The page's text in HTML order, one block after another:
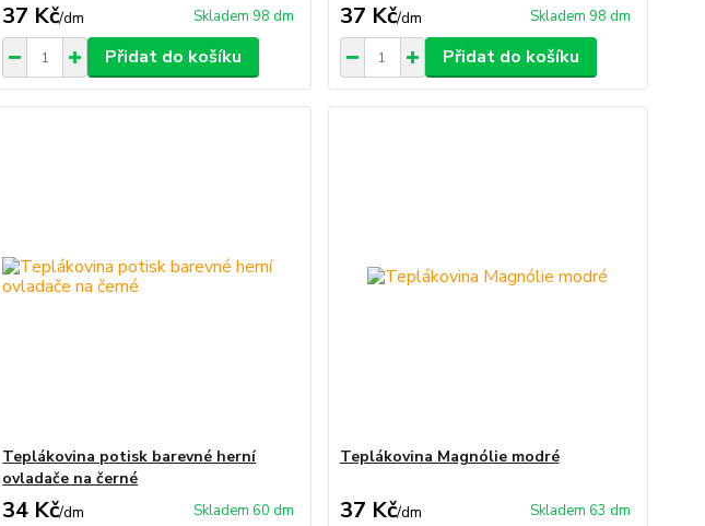
37 Kč/dm Skladem 98 dm
Přidat do košíku
37 Kč/dm Skladem 98 dm
Přidat do košíku
Teplákovina potisk barevné herní
ovladače na černé
34 Kč/dm Skladem 60 dm
Teplákovina Magnólie modré
37 Kč/dm Skladem 63 dm